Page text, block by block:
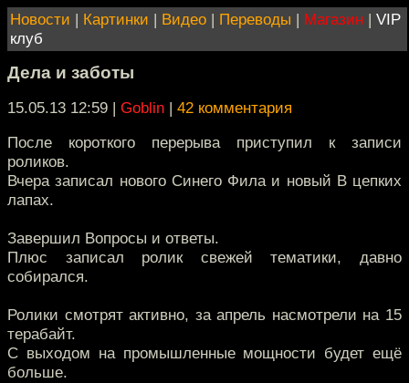
Новости | Картинки | Видео | Переводы | Магазин | VIP
клуб
Дела и заботы
15.05.13 12:59 | Goblin | 42 комментария
После короткого перерыва приступил к записи
роликов.
Вчера записал нового Синего Фила и новый В цепких
лапах.
Завершил Вопросы и ответы.
Плюс записал ролик свежей тематики, давно
собирался.
Ролики смотрят активно, за апрель насмотрели на 15
терабайт.
С выходом на промышленные мощности будет ещё
больше.